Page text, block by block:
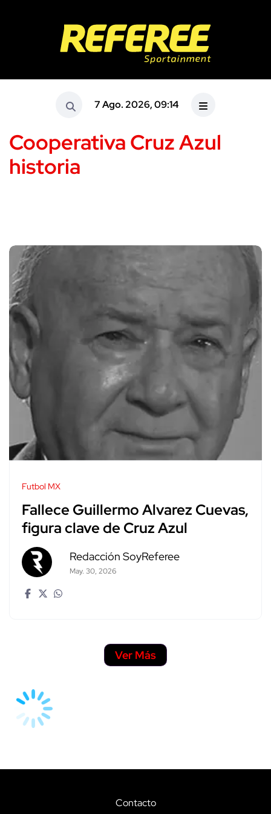
7 Ago. 2026, 09:14
Cooperativa Cruz Azul
historia
Futbol MX
Fallece Guillermo Alvarez Cuevas,
figura clave de Cruz Azul
Redacción SoyReferee
May. 30, 2026
Ver Más
Contacto